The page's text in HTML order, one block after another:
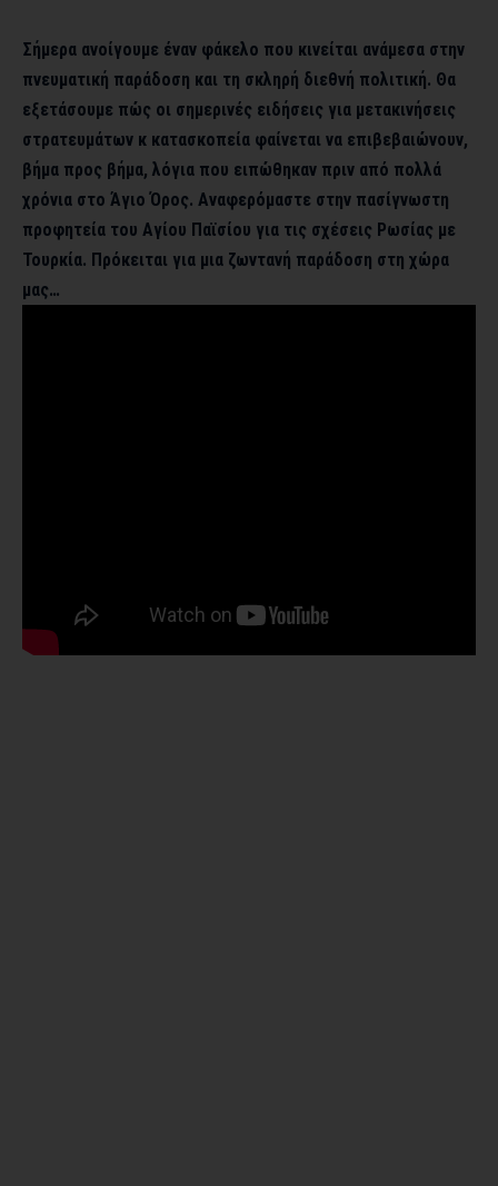
Σήμερα ανοίγουμε έναν φάκελο που κινείται ανάμεσα στην
πνευματική παράδοση και τη σκληρή διεθνή πολιτική. Θα
εξετάσουμε πώς οι σημερινές ειδήσεις για μετακινήσεις
στρατευμάτων κ κατασκοπεία φαίνεται να επιβεβαιώνουν,
βήμα προς βήμα, λόγια που ειπώθηκαν πριν από πολλά
χρόνια στο Άγιο Όρος. Αναφερόμαστε στην πασίγνωστη
προφητεία του Αγίου Παϊσίου για τις σχέσεις Ρωσίας με
Τουρκία. Πρόκειται για μια ζωντανή παράδοση στη χώρα
μας…